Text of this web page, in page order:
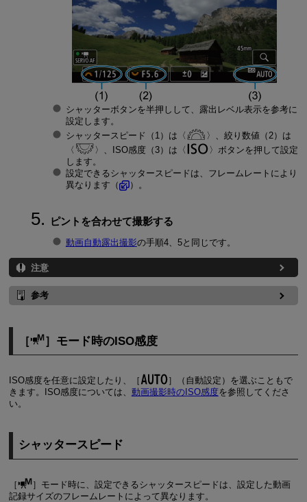
シャッターボタンを半押しして、露出レベル表示を参考に
設定します。
シャッタースピード（1）は
、絞り数値（2）は
、ISO感度（3）は
ボタンを押して設定
します。
設定できるシャッタースピードは、フレームレートにより
異なります（
）。
ピントを合わせて撮影する
動画自動露出撮影の手順4、5と同じです。
注意
参考
［ ］モード時のISO感度
ISO感度を任意に設定したり、［
］（自動設定）を選ぶこともで
きます。ISO感度については、 動画撮影時のISO感度を参照してくださ
い。
シャッタースピード
［
］モード時に、設定できるシャッタースピードは、設定した動画
記録サイズのフレームレートによって異なります。